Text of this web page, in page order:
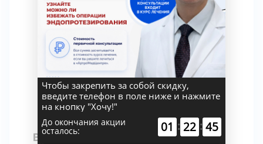
ВАЛЕНТИНА НИКОЛАЕВНА
Чтобы закрепить за собой скидку,
введите телефон в поле ниже и нажмите
на кнопку "Хочу!"
До окончания акции
осталось: 01 : 22 : 44